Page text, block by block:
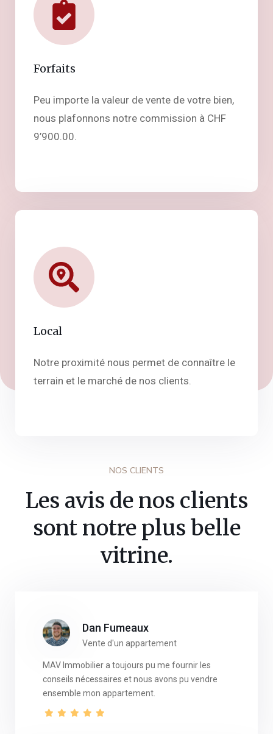
Forfaits
Peu importe la valeur de vente de votre bien,
nous plafonnons notre commission à CHF
9’900.00.
Local
Notre proximité nous permet de connaître le
terrain et le marché de nos clients.
NOS CLIENTS
Les avis de nos clients
sont notre plus belle
vitrine.
Dan Fumeaux
Vente d'un appartement
MAV Immobilier a toujours pu me fournir les
conseils nécessaires et nous avons pu vendre
ensemble mon appartement.